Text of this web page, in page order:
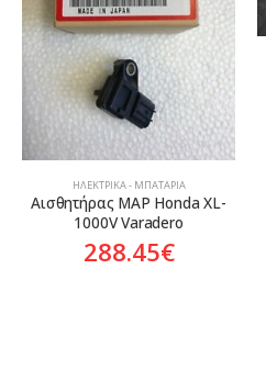
ΗΛΕΚΤΡΙΚΆ - ΜΠΑΤΑΡΊΑ
Αισθητήρας MAP Honda XL-
1000V Varadero
288.45€